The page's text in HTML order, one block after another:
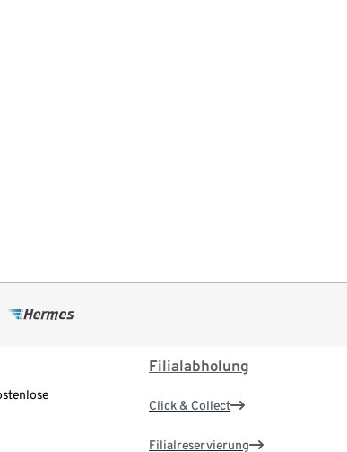
Filialabholung
Click & Collect
Filialreservierung